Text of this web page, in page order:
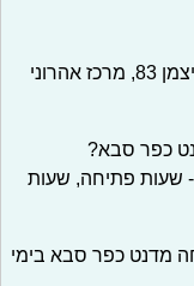
הכתובת של מדנט כפר סבא היא ויצמן 83, מרכז אהרוני
כפר סבא?
שעות פתיחה, שעות
מדנט כפר סבא בימי